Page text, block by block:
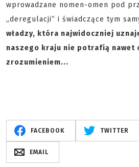
wprowadzane nomen-omen pod
„deregulacji” i świadczące tym
władzy, która najwidoczniej
naszego kraju nie potrafią nawet
zrozumieniem...
FACEBOOK TWITTER
EMAIL